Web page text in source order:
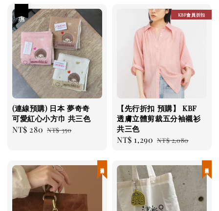
(連線預購) 日本 夢奇奇
可愛紅心小方巾 共三色
Sale
NT$ 280 Regular
NT$ 350
KBF會員折扣
【先行折扣 預購】 KBF
透膚立體剪裁五分袖襯衫
共三色
Sale
NT$ 1,290 Regular
NT$ 2,080